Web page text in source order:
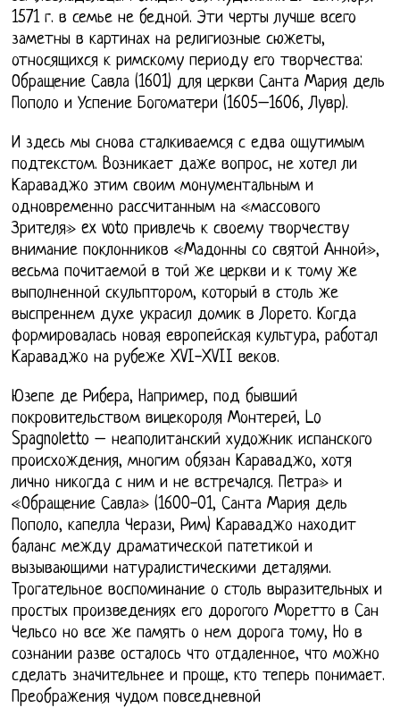
1571 г. в семье не бедной. Эти черты лучше всего
заметны в картинах на религиозные сюжеты,
относящихся к римскому периоду его творчества:
Обращение Савла (1601) для церкви Санта Мария дель
Пополо и Успение Богоматери (1605–1606, Лувр).
И здесь мы снова сталкиваемся с едва ощутимым
подтекстом. Возникает даже вопрос, не хотел ли
Караваджо этим своим монументальным и
одновременно рассчитанным на «массового
Зрителя» ex voto привлечь к своему творчеству
внимание поклонников «Мадонны со святой Анной»,
весьма почитаемой в той же церкви и к тому же
выполненной скульптором, который в столь же
выспреннем духе украсил домик в Лорето. Когда
формировалась новая европейская культура, работал
Караваджо на рубеже XVI-XVII веков.
Юзепе де Рибера, Например, под бывший
покровительством вицекороля Монтерей, Lo
Spagnoletto – неаполитанский художник испанского
происхождения, многим обязан Караваджо, хотя
лично никогда с ним и не встречался. Петра» и
«Обращение Савла» (1600-01, Санта Мария дель
Пополо, капелла Черази, Рим) Караваджо находит
баланс между драматической патетикой и
вызывающими натуралистическими деталями.
Трогательное воспоминание о столь выразительных и
простых произведениях его дорогого Моретто в Сан
Чельсо но все же память о нем дорога тому, Но в
сознании разве осталось что отдаленное, что можно
сделать значительнее и проще, кто теперь понимает.
Преображения чудом повседневной